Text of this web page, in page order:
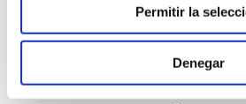
Permitir la
Denegar
22 mar 2019
Noticias